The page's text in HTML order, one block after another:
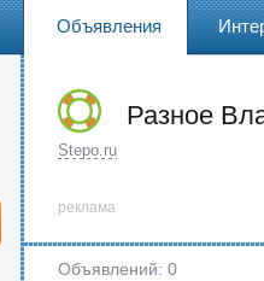
Объявления
Разное
Stepo.ru
реклама
Объявлений: 0